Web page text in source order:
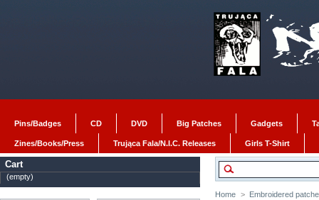
Pins/Badges CD DVD Big Patches Gadgets
Zines/Books/Press Trująca Fala/N.I.C. Releases Girls T-Shirt
Cart
(empty)
Home > Embroidered